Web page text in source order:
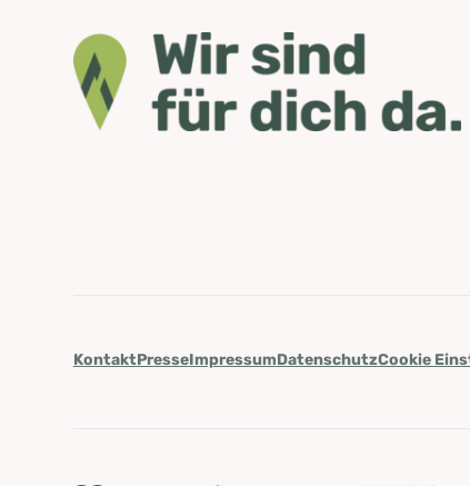
KontaktPresseImpressumDatenschutzCookie